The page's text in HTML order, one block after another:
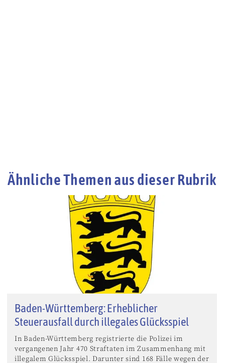
Ähnliche Themen aus dieser Rubrik
Baden-Württemberg: Erheblicher
Steuerausfall durch illegales Glücksspiel
In Baden-Württemberg registrierte die Polizei im
vergangenen Jahr 470 Straftaten im Zusammenhang mit
illegalem Glücksspiel. Darunter sind 168 Fälle wegen der